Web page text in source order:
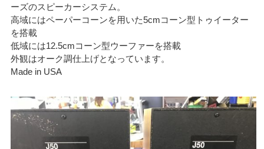
ーズのスピーカーシステム。
高域にはペーパーコーンを用いた5cmコーン型トゥイーター
を搭載
低域には12.5cmコーン型ウーファーを搭載
外観はオーク調仕上げとなっています。
Made in USA